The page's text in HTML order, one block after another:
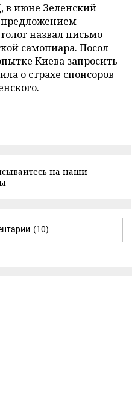
в июне Зеленский
назвал письмо
самопиара. Посол
Киева запросить
о страхе спонсоров
на наши
(10)